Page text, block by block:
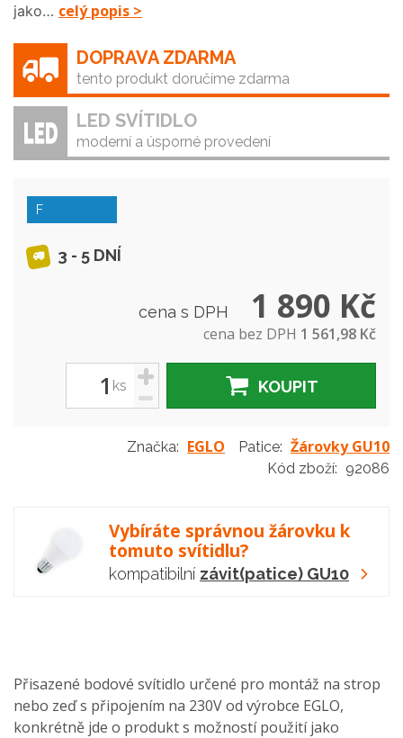
jako… celý popis >
DOPRAVA ZDARMA
tento produkt doručíme zdarma
LED SVÍTIDLO
moderní a úsporné provedení
F
3 - 5 DNÍ
cena s DPH 1 890 Kč
cena bez DPH 1 561,98 Kč
ks
+
-
KOUPIT
Značka: EGLO Patice: Žárovky GU10
Kód zboží: 92086
Vybíráte správnou žárovku k
tomuto svítidlu?
kompatibilní závit(patice) GU10
Přisazené bodové svítidlo určené pro montáž na strop
nebo zeď s připojením na 230V od výrobce EGLO,
konkrétně jde o produkt s možností použití jako